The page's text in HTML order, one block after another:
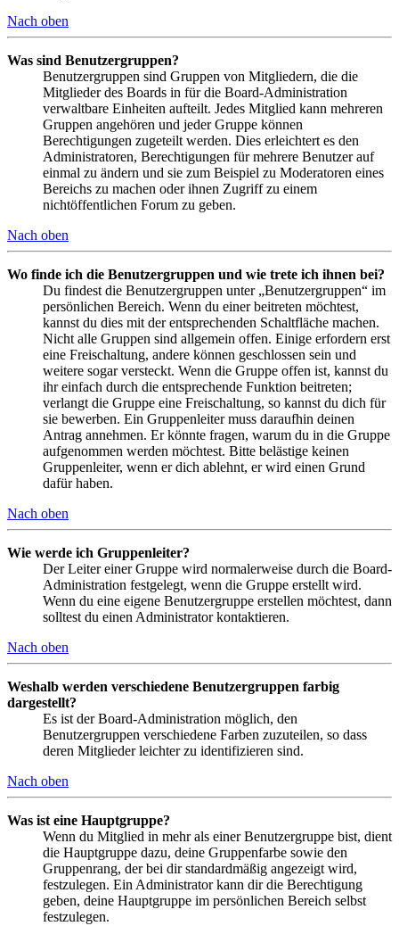
Nach oben
Was sind Benutzergruppen?
Benutzergruppen sind Gruppen von Mitgliedern, die die
Mitglieder des Boards in für die Board-Administration
verwaltbare Einheiten aufteilt. Jedes Mitglied kann mehreren
Gruppen angehören und jeder Gruppe können
Berechtigungen zugeteilt werden. Dies erleichtert es den
Administratoren, Berechtigungen für mehrere Benutzer auf
einmal zu ändern und sie zum Beispiel zu Moderatoren eines
Bereichs zu machen oder ihnen Zugriff zu einem
nichtöffentlichen Forum zu geben.
Nach oben
Wo finde ich die Benutzergruppen und wie trete ich ihnen bei?
Du findest die Benutzergruppen unter „Benutzergruppen“ im
persönlichen Bereich. Wenn du einer beitreten möchtest,
kannst du dies mit der entsprechenden Schaltfläche machen.
Nicht alle Gruppen sind allgemein offen. Einige erfordern erst
eine Freischaltung, andere können geschlossen sein und
weitere sogar versteckt. Wenn die Gruppe offen ist, kannst du
ihr einfach durch die entsprechende Funktion beitreten;
verlangt die Gruppe eine Freischaltung, so kannst du dich für
sie bewerben. Ein Gruppenleiter muss daraufhin deinen
Antrag annehmen. Er könnte fragen, warum du in die Gruppe
aufgenommen werden möchtest. Bitte belästige keinen
Gruppenleiter, wenn er dich ablehnt, er wird einen Grund
dafür haben.
Nach oben
Wie werde ich Gruppenleiter?
Der Leiter einer Gruppe wird normalerweise durch die Board-
Administration festgelegt, wenn die Gruppe erstellt wird.
Wenn du eine eigene Benutzergruppe erstellen möchtest, dann
solltest du einen Administrator kontaktieren.
Nach oben
Weshalb werden verschiedene Benutzergruppen farbig
dargestellt?
Es ist der Board-Administration möglich, den
Benutzergruppen verschiedene Farben zuzuteilen, so dass
deren Mitglieder leichter zu identifizieren sind.
Nach oben
Was ist eine Hauptgruppe?
Wenn du Mitglied in mehr als einer Benutzergruppe bist, dient
die Hauptgruppe dazu, deine Gruppenfarbe sowie den
Gruppenrang, der bei dir standardmäßig angezeigt wird,
festzulegen. Ein Administrator kann dir die Berechtigung
geben, deine Hauptgruppe im persönlichen Bereich selbst
festzulegen.